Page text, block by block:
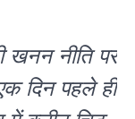
खनन नीति पर
दिन पहले ही